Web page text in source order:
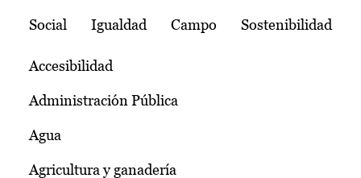
Social Igualdad Campo Sostenibilidad
Accesibilidad
Administración Pública
Agua
Agricultura y ganadería